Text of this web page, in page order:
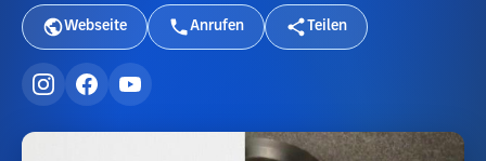
Webseite Anrufen Teilen